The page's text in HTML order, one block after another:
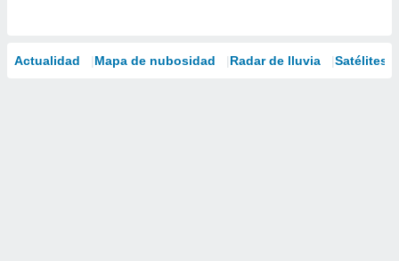
Actualidad Mapa de nubosidad Radar de lluvia Satélites